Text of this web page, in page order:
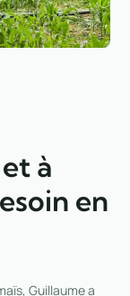
à
en
Guillaume a